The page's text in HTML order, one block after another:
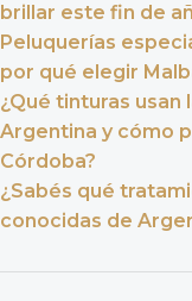
brillar este fin de
Peluquerías
por qué elegir
¿Qué tinturas
Argentina y cómo
Córdoba?
¿Sabés qué
conocidas de